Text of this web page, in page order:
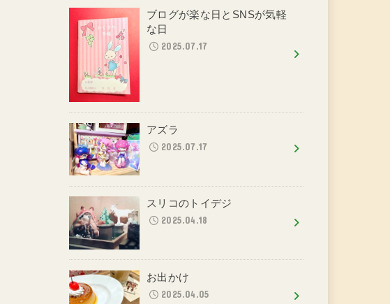
ブログが楽な日とSNSが気軽
な日
2025.07.17
アズラ
2025.07.17
スリコのトイデジ
2025.04.18
お出かけ
2025.04.05